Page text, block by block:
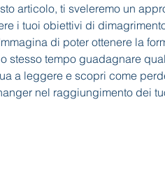
articolo, ti sveleremo un
i tuoi obiettivi di
di poter ottenere la
stesso tempo guadagnare
a leggere e scopri come
nel raggiungimento dei